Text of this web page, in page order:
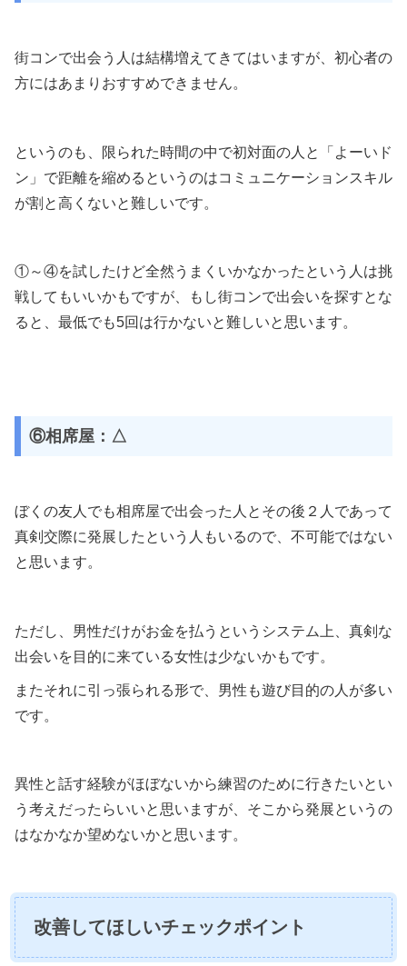
街コンで出会う人は結構増えてきてはいますが、初心者の
方にはあまりおすすめできません。
というのも、限られた時間の中で初対面の人と「よーいド
ン」で距離を縮めるというのはコミュニケーションスキル
が割と高くないと難しいです。
①～④を試したけど全然うまくいかなかったという人は挑
戦してもいいかもですが、もし街コンで出会いを探すとな
ると、最低でも5回は行かないと難しいと思います。
⑥相席屋：△
ぼくの友人でも相席屋で出会った人とその後２人であって
真剣交際に発展したという人もいるので、不可能ではない
と思います。
ただし、男性だけがお金を払うというシステム上、真剣な
出会いを目的に来ている女性は少ないかもです。
またそれに引っ張られる形で、男性も遊び目的の人が多い
です。
異性と話す経験がほぼないから練習のために行きたいとい
う考えだったらいいと思いますが、そこから発展というの
はなかなか望めないかと思います。
改善してほしいチェックポイント